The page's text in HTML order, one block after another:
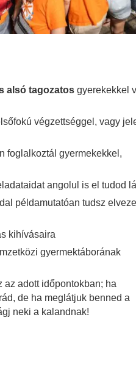
alsó tagozatos gyerekekkel
végzettséggel, vagy
foglalkoztál gyermekekkel,
angolul is el tudod
példamutatóan tudsz
kihívásaira
gyermektáborának
az adott időpontokban; ha
de ha meglátjuk benned a
neki a kalandnak!